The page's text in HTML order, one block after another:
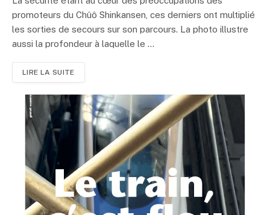
promoteurs du Chûô Shinkansen, ces derniers ont multiplié
les sorties de secours sur son parcours. La photo illustre
aussi la profondeur à laquelle le ...
LIRE LA SUITE